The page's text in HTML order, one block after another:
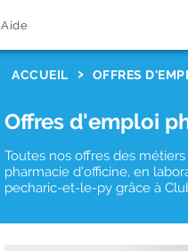
Aide
ACCUEIL OFFRES
Offres d'emploi
Toutes nos offres des
pharmacie d'officine, en
pecharic-et-le-py grâce à